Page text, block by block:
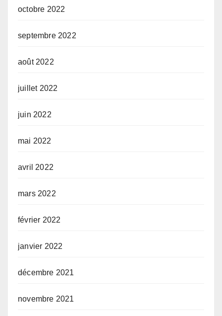
octobre 2022
septembre 2022
août 2022
juillet 2022
juin 2022
mai 2022
avril 2022
mars 2022
février 2022
janvier 2022
décembre 2021
novembre 2021